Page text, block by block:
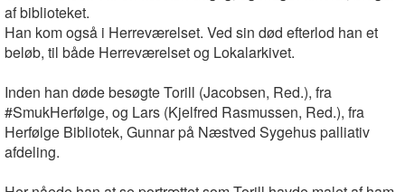
af biblioteket.
Han kom også i Herreværelset. Ved sin død efterlod han et
beløb, til både Herreværelset og Lokalarkivet.
Inden han døde besøgte Torill (Jacobsen, Red.), fra
#SmukHerfølge, og Lars (Kjelfred Rasmussen, Red.), fra
Herfølge Bibliotek, Gunnar på Næstved Sygehus palliativ
afdeling.